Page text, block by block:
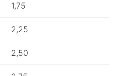
1,75
2,25
2,50